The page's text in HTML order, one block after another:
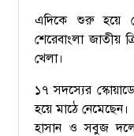
এদিকে শুরু হয়ে
শেরেবাংলা জাতীয়
খেলা।
১৭ সদস্যের
হয়ে মাঠে
হাসান ও সবুজ